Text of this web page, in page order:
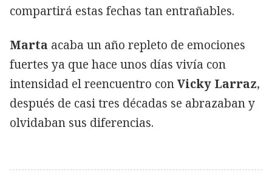
compartirá estas fechas tan entrañables.
Marta acaba un año repleto de emociones
fuertes ya que hace unos días vivía con
intensidad el reencuentro conVicky Larraz,
después de casi tres décadas se abrazaban y
olvidaban sus diferencias.